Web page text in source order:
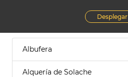
Desplegar
Albufera
Alquería de Solache